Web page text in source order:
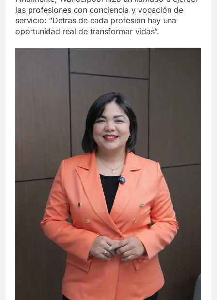
las profesiones con conciencia y vocación de
servicio: “Detrás de cada profesión hay una
oportunidad real de transformar vidas”.